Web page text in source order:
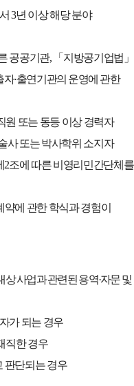
3년 이상 해당 분야
공공기관, 「 지방공기업법 」
자·출연기관의 운영에 관한
원 또는 동등 이상 경력자
사 또는 박사학위 소지자
2조에 따른 비영리민간단체를
에 관한 학식과 경험이
상 사업과 관련된 용역·자문 및
가 되는 경우
직한 경우
판단되는 경우